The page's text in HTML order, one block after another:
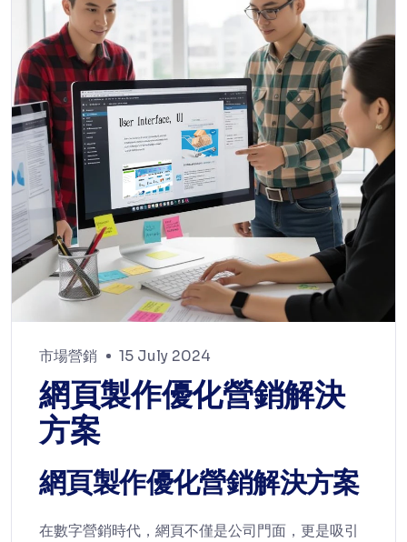
市場營銷 15 July 2024
網頁製作優化營銷解決
方案
網頁製作優化營銷解決方案
在數字營銷時代，網頁不僅是公司門面，更是吸引